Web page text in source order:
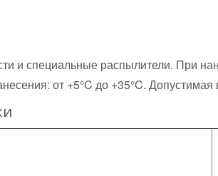
и специальные распылители. При
от +5°C до +35°C. Допустимая